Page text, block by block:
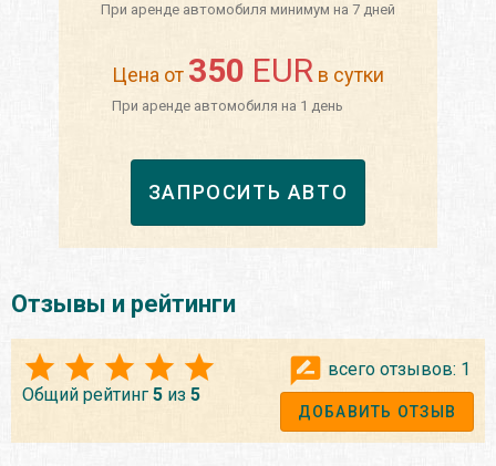
При аренде автомобиля минимум на 7 дней
Цена от 350 EUR в сутки
При аренде автомобиля на 1 день
ЗАПРОСИТЬ АВТО
Отзывы и рейтинги
Общий рейтинг 5 из 5
всего отзывов: 1
ДОБАВИТЬ ОТЗЫВ